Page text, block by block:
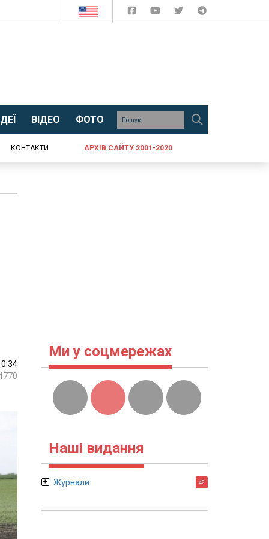
ВІДЕО ФОТО
КОНТАКТИ АРХІВ САЙТУ 2001-2020
Ми у соцмережах
Наші видання
Журнали 42